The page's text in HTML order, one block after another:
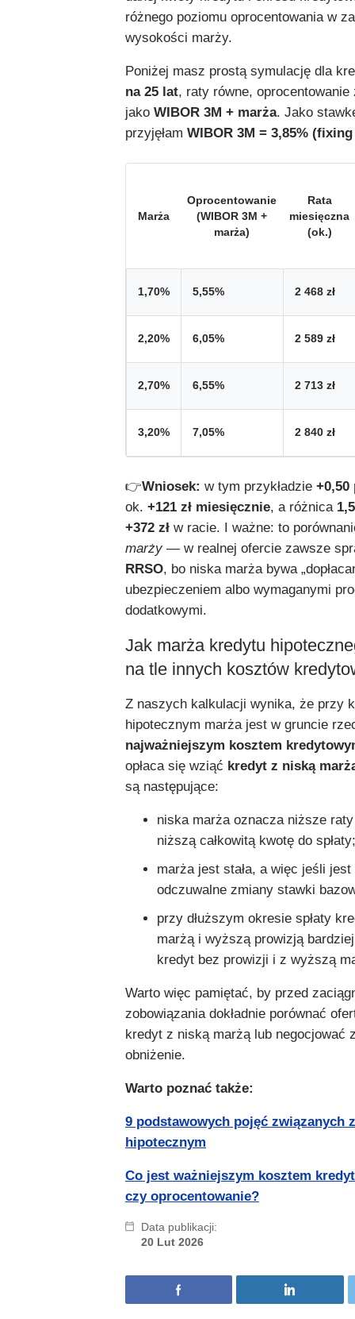
różnego poziomu oprocentowania w
wysokości marży.
Poniżej masz prostą symulację dla
na 25 lat, raty równe, oprocentowanie
jako WIBOR 3M + marża. Jako
przyjęłam WIBOR 3M = 3,85% (fixing
Marża
Oprocentowanie
(WIBOR 3M +
marża)
Rata
miesięczna
(ok.)
1,70% 5,55% 2 468 zł
2,20% 6,05% 2 589 zł
2,70% 6,55% 2 713 zł
3,20% 7,05% 2 840 zł
👉Wniosek: w tym przykładzie +0,50
ok. +121 zł miesięcznie, a różnica
+372 zł w racie. I ważne: to
marży— w realnej ofercie zawsze
RRSO, bo niska marża bywa
ubezpieczeniem albo wymaganymi
dodatkowymi.
Jak marża kredytu
na tle innych kosztów
Z naszych kalkulacji wynika, że przy
hipotecznym marża jest w gruncie
najważniejszym kosztem
opłaca się wziąć kredyt z niską
są następujące:
niska marża oznacza niższe
niższą całkowitą kwotę do spłaty;
marża jest stała, a więc jeśli
odczuwalne zmiany stawki
przy dłuższym okresie spłaty
marżą i wyższą prowizją
kredyt bez prowizji i z wyższą
Warto więc pamiętać, by przed
zobowiązania dokładnie porównać
kredyt z niską marżą lub negocjować
obniżenie.
Warto poznać także:
9 podstawowych pojęć związanych
hipotecznym
Co jest ważniejszym kosztem
czy oprocentowanie?
Data publikacji:
20 Lut 2026